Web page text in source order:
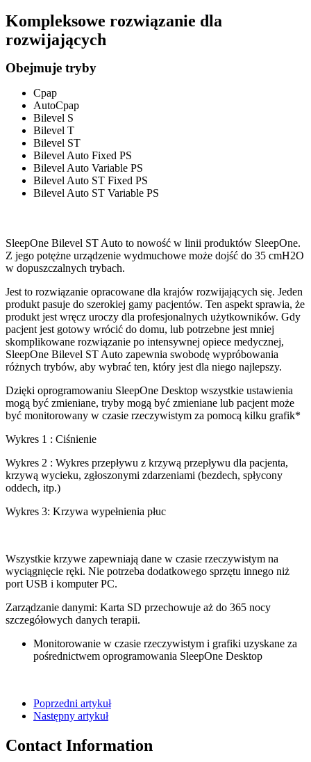
Kompleksowe rozwiązanie dla
rozwijających
Obejmuje tryby
Cpap
AutoCpap
Bilevel S
Bilevel T
Bilevel ST
Bilevel Auto Fixed PS
Bilevel Auto Variable PS
Bilevel Auto ST Fixed PS
Bilevel Auto ST Variable PS
SleepOne Bilevel ST Auto to nowość w linii produktów SleepOne.
Z jego potężne urządzenie wydmuchowe może dojść do 35 cmH2O
w dopuszczalnych trybach.
Jest to rozwiązanie opracowane dla krajów rozwijających się. Jeden
produkt pasuje do szerokiej gamy pacjentów. Ten aspekt sprawia, że
produkt jest wręcz uroczy dla profesjonalnych użytkowników. Gdy
pacjent jest gotowy wrócić do domu, lub potrzebne jest mniej
skomplikowane rozwiązanie po intensywnej opiece medycznej,
SleepOne Bilevel ST Auto zapewnia swobodę wypróbowania
różnych trybów, aby wybrać ten, który jest dla niego najlepszy.
Dzięki oprogramowaniu SleepOne Desktop wszystkie ustawienia
mogą być zmieniane, tryby mogą być zmieniane lub pacjent może
być monitorowany w czasie rzeczywistym za pomocą kilku grafik*
Wykres 1 : Ciśnienie
Wykres 2 : Wykres przepływu z krzywą przepływu dla pacjenta,
krzywą wycieku, zgłoszonymi zdarzeniami (bezdech, spłycony
oddech, itp.)
Wykres 3: Krzywa wypełnienia płuc
Wszystkie krzywe zapewniają dane w czasie rzeczywistym na
wyciągnięcie ręki. Nie potrzeba dodatkowego sprzętu innego niż
port USB i komputer PC.
Zarządzanie danymi: Karta SD przechowuje aż do 365 nocy
szczegółowych danych terapii.
Monitorowanie w czasie rzeczywistym i grafiki uzyskane za
pośrednictwem oprogramowania SleepOne Desktop
Poprzedni artykuł
Następny artykuł
Contact Information